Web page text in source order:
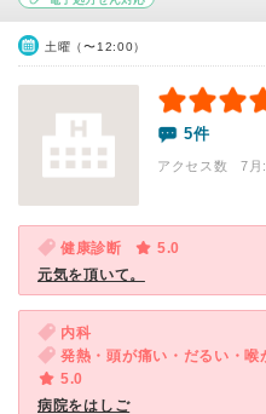
土曜（〜12:00）
5件
アクセス数 7月:
健康診断
5.0
元気を頂いて。
内科
5.0
病院をはしご